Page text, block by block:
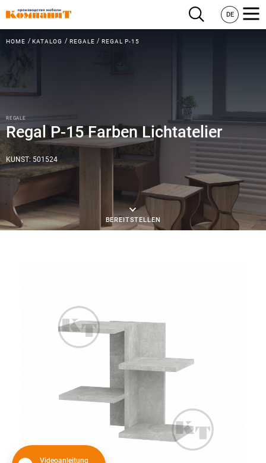
DE
HOME KATALOG REGALE REGAL P-15
REGALE
Regal P-15 Farben Lichtatelier
KUNST: 501524
BEREITSTELLEN
Videoanleitung